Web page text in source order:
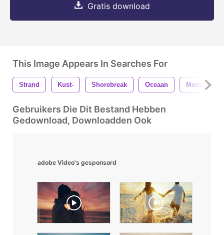
Gratis download
This Image Appears In Searches For
Strand Kust- Shorebreak Oceaan Mensen
Gebruikers Die Dit Bestand Hebben
Gedownload, Downloadden Ook
adobe Video's gesponsord